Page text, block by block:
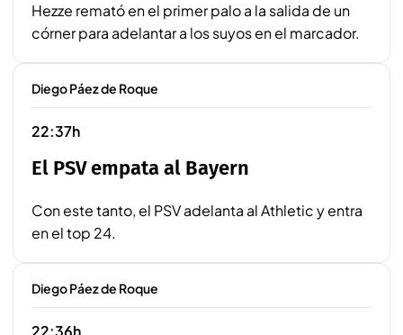
Hezze remató en el primer palo a la salida de un
córner para adelantar a los suyos en el marcador.
Diego Páez de Roque
22:37h
El PSV empata al Bayern
Con este tanto, el PSV adelanta al Athletic y entra
en el top 24.
Diego Páez de Roque
22:36h